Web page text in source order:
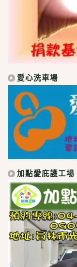
愛心洗車場
加點愛庇護工場